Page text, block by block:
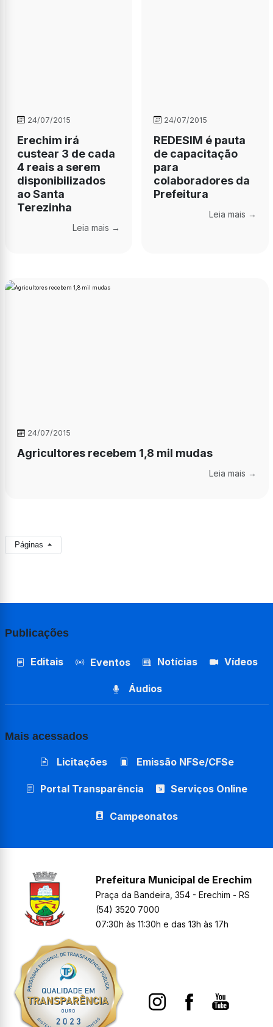
24/07/2015
Erechim irá
custear 3 de cada
4 reais a serem
disponibilizados
ao Santa
Terezinha
Leia mais →
24/07/2015
REDESIM é pauta
de capacitação
para
colaboradores da
Prefeitura
Leia mais →
24/07/2015
Agricultores recebem 1,8 mil mudas
Leia mais →
Páginas
Publicações
Editais Eventos Notícias Vídeos
Áudios
Mais acessados
Licitações Emissão NFSe/CFSe
Portal Transparência Serviços Online
Campeonatos
Prefeitura Municipal de Erechim
Praça da Bandeira, 354 - Erechim - RS
(54) 3520 7000
07:30h às 11:30h e das 13h às 17h